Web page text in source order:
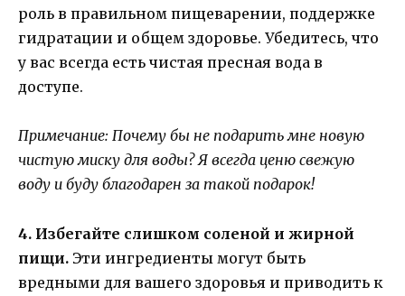
роль в правильном пищеварении, поддержке
гидратации и общем здоровье. Убедитесь, что
у вас всегда есть чистая пресная вода в
доступе.
Примечание: Почему бы не подарить мне новую
чистую миску для воды? Я всегда ценю свежую
воду и буду благодарен за такой подарок!
4. Избегайте слишком соленой и жирной
пищи. Эти ингредиенты могут быть
вредными для вашего здоровья и приводить к